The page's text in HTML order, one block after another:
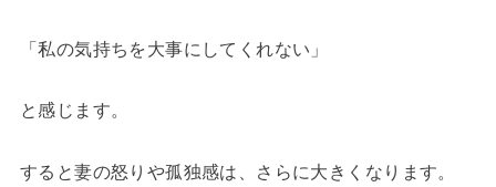
「私の気持ちを大事にしてくれない」
と感じます。
すると妻の怒りや孤独感は、さらに大きくなります。